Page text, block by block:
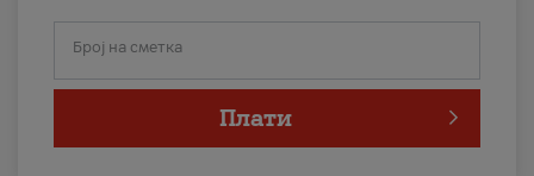
Број на сметка
Плати